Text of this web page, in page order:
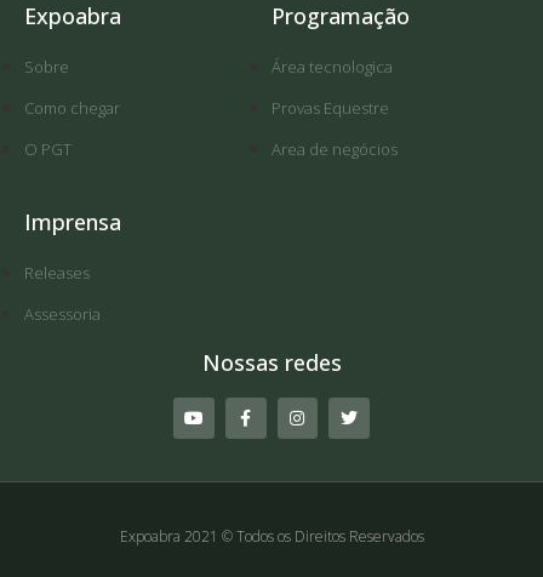
Expoabra
Sobre
Como chegar
O PGT
Imprensa
Releases
Assessoria
Programação
Área tecnologica
Provas Equestre
Area de negócios
Nossas redes
Expoabra 2021 © Todos os Direitos Reservados